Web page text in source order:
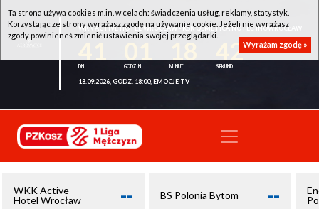
WKK ACTIVE HOTEL WROCŁAW - KSK QEMETICA NOTEĆ INOWROCŁAW
42
18.09.2026, GODZ. 18:00, EMOCJE TV
WKK Active
Hotel Wrocław
-- BS Polonia Bytom --
Ta strona używa cookies m.in. w celach: świadczenia usług, reklamy, statystyk.
Korzystając ze strony wyrażasz zgodę na używanie cookie. Jeżeli nie wyrażasz
zgody powinieneś zmienić ustawienia swojej przeglądarki.
Wyrażam zgodę »